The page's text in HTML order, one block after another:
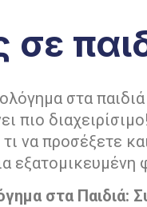
σε
στα
πιο
να προσέξετε
εξατομικευμένη
στα Παιδιά: